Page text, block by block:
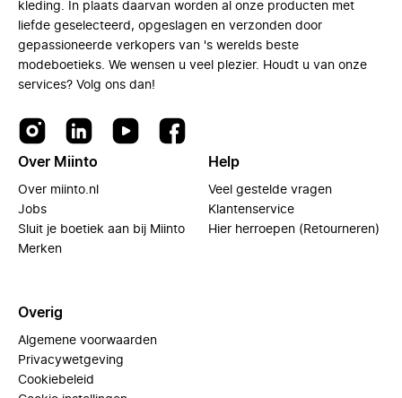
kleding. In plaats daarvan worden al onze producten met
liefde geselecteerd, opgeslagen en verzonden door
gepassioneerde verkopers van 's werelds beste
modeboetieks. We wensen u veel plezier. Houdt u van onze
services? Volg ons dan!
Over Miinto
Over miinto.nl
Jobs
Sluit je boetiek aan bij Miinto
Merken
Help
Veel gestelde vragen
Klantenservice
Hier herroepen (Retourneren)
Overig
Algemene voorwaarden
Privacywetgeving
Cookiebeleid